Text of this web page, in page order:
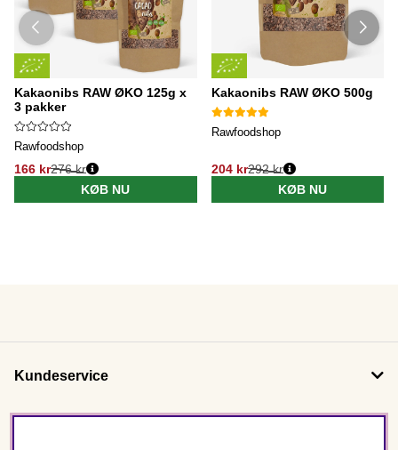
Kakaonibs RAW ØKO 125g x
3 pakker
Rawfoodshop
166 kr276 kr
KØB NU
Kakaonibs RAW ØKO 500g
Rawfoodshop
204 kr292 kr
KØB NU
Kundeservice